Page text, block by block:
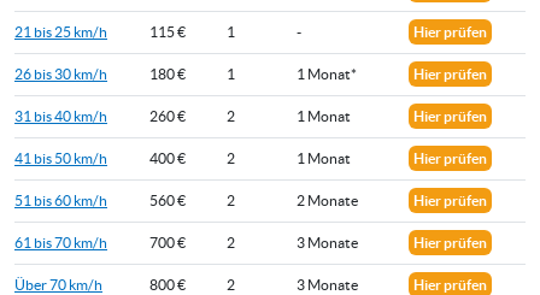
21 bis 25 km/h 115 € 1 - Hier prüfen
26 bis 30 km/h 180 € 1 1 Monat* Hier prüfen
31 bis 40 km/h 260 € 2 1 Monat Hier prüfen
41 bis 50 km/h 400 € 2 1 Monat Hier prüfen
51 bis 60 km/h 560 € 2 2 Monate Hier prüfen
61 bis 70 km/h 700 € 2 3 Monate Hier prüfen
Über 70 km/h 800 € 2 3 Monate Hier prüfen